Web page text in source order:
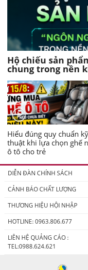
Hộ chiếu sản
chung trong nền
Hiểu đúng quy chuẩn kỹ
thuật khi lựa chọn ghế
ô tô cho trẻ
DIỄN ĐÀN CHÍNH SÁCH
CẢNH BÁO CHẤT LƯỢNG
THƯƠNG HIỆU HỘI NHẬP
HOTLINE: 0963.806.677
LIÊN HỆ QUẢNG CÁO :
TEL:0988.624.621